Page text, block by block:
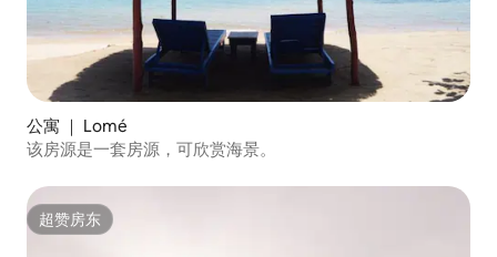
公寓 ｜ Lomé
该房源是一套房源，可欣赏海景。
超赞房东
超赞房东